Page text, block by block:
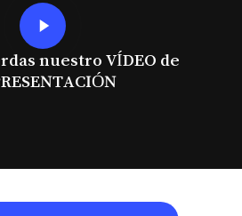
Play
Video
nuestro VÍDEO de